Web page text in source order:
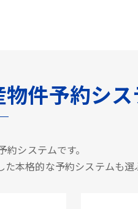
件予約シス
システムです。
本格的な予約システムも選